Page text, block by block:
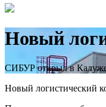
Новый
СИБУР открыл в
Новый логистический